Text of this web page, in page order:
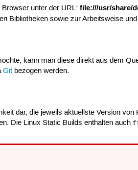
Browser unter der URL:file:///usr/share/
Bibliotheken sowie zur Arbeitsweise
kann man diese direkt aus dem
Git bezogen werden.
dar, die jeweils aktuellste Version von
Die Linux Static Builds enthalten auch